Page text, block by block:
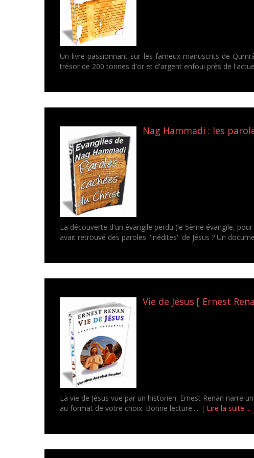
Un livre passionnant sur les fameux manuscrits de
trésor de 200 tonnes d'or et d'argent enfoui près de
Nag Hammadi : les
La découverte d'un évangile perdu (le 5ème évangile,
avait retrouvé des paroles ''inédites'' de Jésus ? Un
Vie de Jésus [ Ernest
La vie de Jésus vue par un historien. Ernest Renan narre
au format de votre choix. Bonne lecture.... [ Lire la suite ...